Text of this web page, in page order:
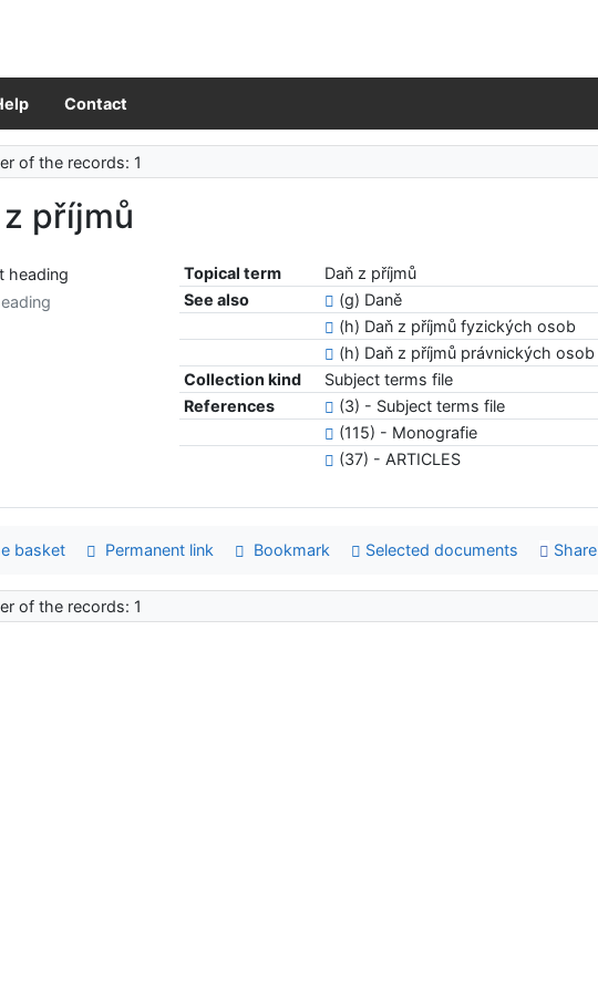
Contact
of the records: 1
z příjmů
Topical term
Daň z příjmů
See also
(g) Daně
(h) Daň z příjmů fyzických osob
(h) Daň z příjmů právnických osob
Collection kind
Subject terms file
References
(3) - Subject terms file
(115) - Monografie
(37) - ARTICLES
basket Permanent link Bookmark Selected documents Share
of the records: 1